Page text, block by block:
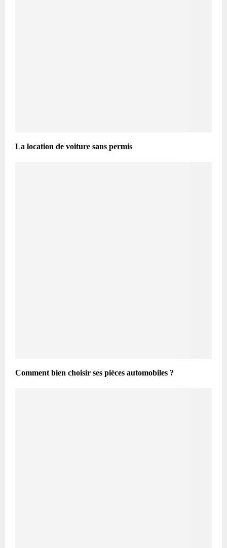
La location de voiture sans permis
Comment bien choisir ses pièces automobiles ?